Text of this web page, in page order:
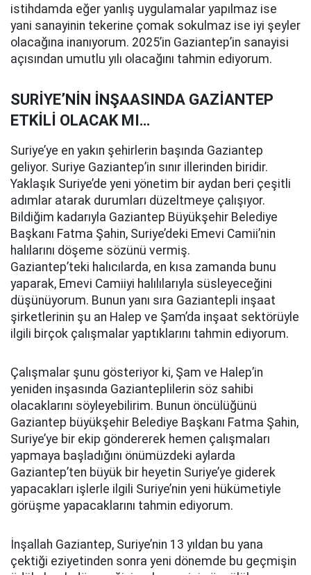
istihdamda eğer yanlış uygulamalar yapılmaz ise
yani sanayinin tekerine çomak sokulmaz ise iyi şeyler
olacağına inanıyorum. 2025’in Gaziantep’in sanayisi
açısından umutlu yılı olacağını tahmin ediyorum.
SURİYE’NİN İNŞAASINDA GAZİANTEP
ETKİLİ OLACAK MI…
Suriye’ye en yakın şehirlerin başında Gaziantep
geliyor. Suriye Gaziantep’in sınır illerinden biridir.
Yaklaşık Suriye’de yeni yönetim bir aydan beri çeşitli
adımlar atarak durumları düzeltmeye çalışıyor.
Bildiğim kadarıyla Gaziantep Büyükşehir Belediye
Başkanı Fatma Şahin, Suriye’deki Emevi Camii’nin
halılarını döşeme sözünü vermiş.
Gaziantep’teki halıcılarda, en kısa zamanda bunu
yaparak, Emevi Camiiyi halılılarıyla süsleyeceğini
düşünüyorum. Bunun yanı sıra Gaziantepli inşaat
şirketlerinin şu an Halep ve Şam’da inşaat sektörüyle
ilgili birçok çalışmalar yaptıklarını tahmin ediyorum.
Çalışmalar şunu gösteriyor ki, Şam ve Halep’in
yeniden inşasında Gazianteplilerin söz sahibi
olacaklarını söyleyebilirim. Bunun öncülüğünü
Gaziantep büyükşehir Belediye Başkanı Fatma Şahin,
Suriye’ye bir ekip göndererek hemen çalışmaları
yapmaya başladığını önümüzdeki aylarda
Gaziantep’ten büyük bir heyetin Suriye’ye giderek
yapacakları işlerle ilgili Suriye’nin yeni hükümetiyle
görüşme yapacaklarını tahmin ediyorum.
İnşallah Gaziantep, Suriye’nin 13 yıldan bu yana
çektiği eziyetinden sonra yeni dönemde bu geçmişin